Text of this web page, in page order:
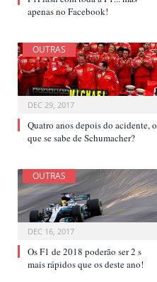
apenas no Facebook!
OUTRAS
DEC 29, 2017
Quatro anos depois do acidente, o
que se sabe de Schumacher?
OUTRAS
DEC 16, 2017
Os F1 de 2018 poderão ser 2 s
mais rápidos que os deste ano!